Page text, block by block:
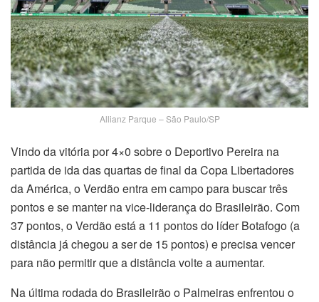
Allianz Parque – São Paulo/SP
Vindo da vitória por 4×0 sobre o Deportivo Pereira na
partida de ida das quartas de final da Copa Libertadores
da América, o Verdão entra em campo para buscar três
pontos e se manter na vice-liderança do Brasileirão. Com
37 pontos, o Verdão está a 11 pontos do líder Botafogo (a
distância já chegou a ser de 15 pontos) e precisa vencer
para não permitir que a distância volte a aumentar.
Na última rodada do Brasileirão o Palmeiras enfrentou o